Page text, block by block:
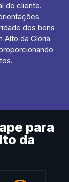
do cliente.
dos bens
Alto da Glória
para
da